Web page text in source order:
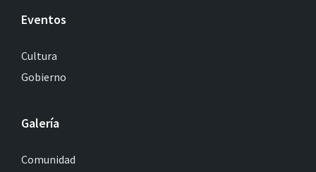
Eventos
Cultura
Gobierno
Galería
Comunidad